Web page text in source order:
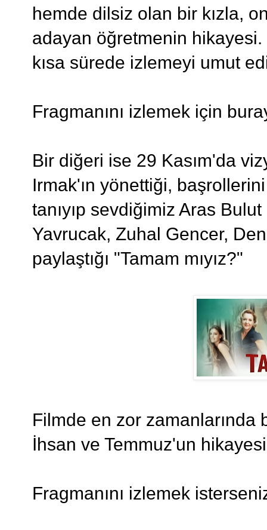
hemde dilsiz olan bir kızla,
adayan öğretmenin
kısa sürede izlemeyi umut
Fragmanını izlemek için
Bir diğeri ise 29 Kasım'da
Irmak'ın yönettiği,
tanıyıp sevdiğimiz Aras
Yavrucak, Zuhal Gencer,
paylaştığı "Tamam mıyız?"
Filmde en zor
İhsan ve Temmuz'un hikayesi
Fragmanını izlemek